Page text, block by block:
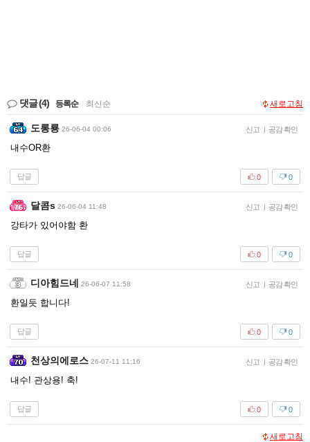
댓글(4) 등록순 최신순 새로고침
도롱룡 26-06-04 00:06 신고 | 공감 확인
내수OR환
답글 0
0
달콤s 26-06-04 11:48 신고 | 공감 확인
강타가 있어야함 환
답글 0
0
디아힘드네 26-06-07 11:58 신고 | 공감 확인
환일듯 합니다!
답글 0
0
천상의에로스 26-07-11 11:16 신고 | 공감 확인
내수! 관상용! 축!
답글 0
0
새로고침